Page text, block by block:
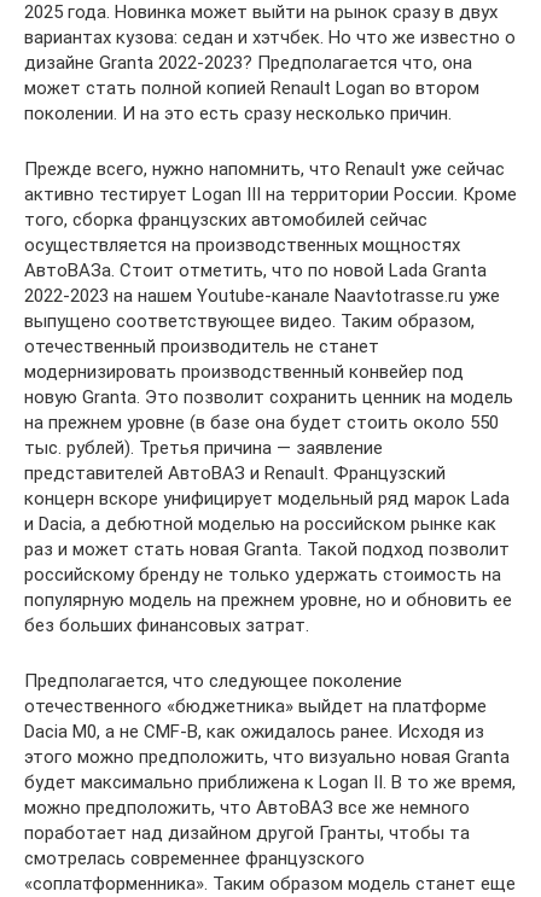
2025 года. Новинка может выйти на рынок сразу в двух
вариантах кузова: седан и хэтчбек. Но что же известно о
дизайне Granta 2022-2023? Предполагается что, она
может стать полной копией Renault Logan во втором
поколении. И на это есть сразу несколько причин.
Прежде всего, нужно напомнить, что Renault уже сейчас
активно тестирует Logan III на территории России. Кроме
того, сборка французских автомобилей сейчас
осуществляется на производственных мощностях
АвтоВАЗа. Стоит отметить, что по новой Lada Granta
2022-2023 на нашем Youtube-канале Naavtotrasse.ru уже
выпущено соответствующее видео. Таким образом,
отечественный производитель не станет
модернизировать производственный конвейер под
новую Granta. Это позволит сохранить ценник на модель
на прежнем уровне (в базе она будет стоить около 550
тыс. рублей). Третья причина — заявление
представителей АвтоВАЗ и Renault. Французский
концерн вскоре унифицирует модельный ряд марок Lada
и Dacia, а дебютной моделью на российском рынке как
раз и может стать новая Granta. Такой подход позволит
российскому бренду не только удержать стоимость на
популярную модель на прежнем уровне, но и обновить ее
без больших финансовых затрат.
Предполагается, что следующее поколение
отечественного «бюджетника» выйдет на платформе
Dacia M0, а не CMF-B, как ожидалось ранее. Исходя из
этого можно предположить, что визуально новая Granta
будет максимально приближена к Logan II. В то же время,
можно предположить, что АвтоВАЗ все же немного
поработает над дизайном другой Гранты, чтобы та
смотрелась современнее французского
«соплатформенника». Таким образом модель станет еще